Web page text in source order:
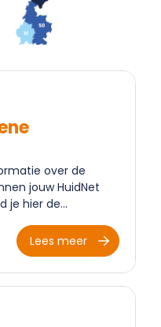
over de
jouw HuidNet
je hier de
Lees meer